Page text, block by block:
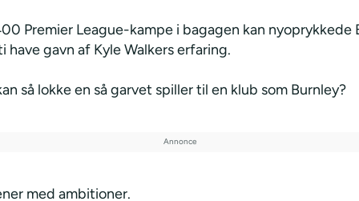
Premier League-kampe i bagagen kan nyoprykkede
have gavn af Kyle Walkers erfaring.
så lokke en så garvet spiller til en klub som Burnley?
med ambitioner.